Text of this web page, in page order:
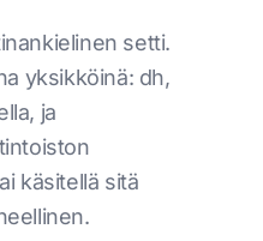
setti.
yksikköinä: dh,
ja
käsitellä sitä